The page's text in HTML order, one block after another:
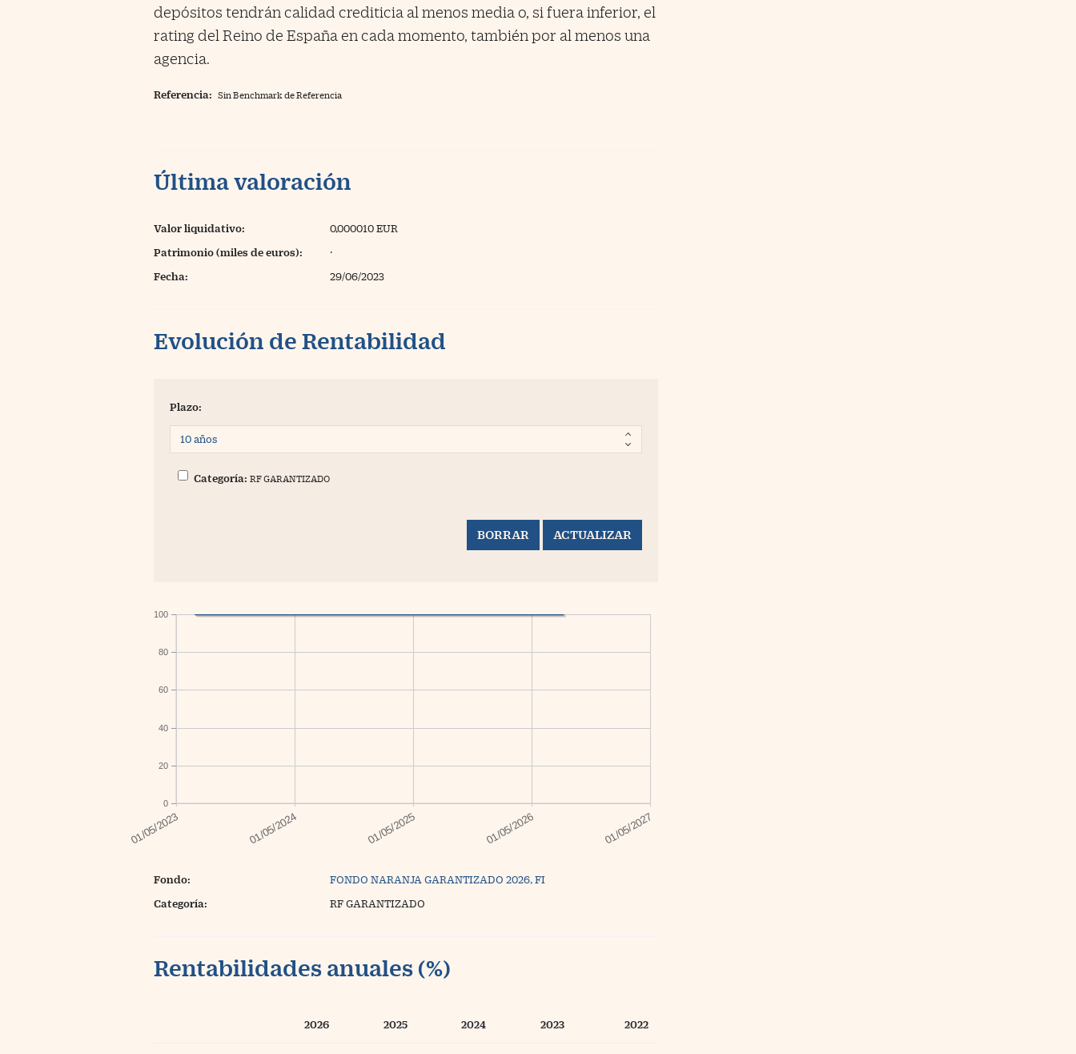
depósitos tendrán calidad crediticia al menos media o, si fuera inferior, el
rating del Reino de España en cada momento, también por al menos una
agencia.
Referencia: Sin Benchmark de Referencia
Última valoración
Valor liquidativo: 0,000010 EUR
Patrimonio (miles de euros): ·
Fecha: 29/06/2023
Evolución de Rentabilidad
Plazo:
Categoría: RF GARANTIZADO
0
20
40
60
80
100
Fondo: FONDO NARANJA GARANTIZADO 2026, FI
Categoría: RF GARANTIZADO
Rentabilidades anuales (%)
2026 2025 2024 2023 2022